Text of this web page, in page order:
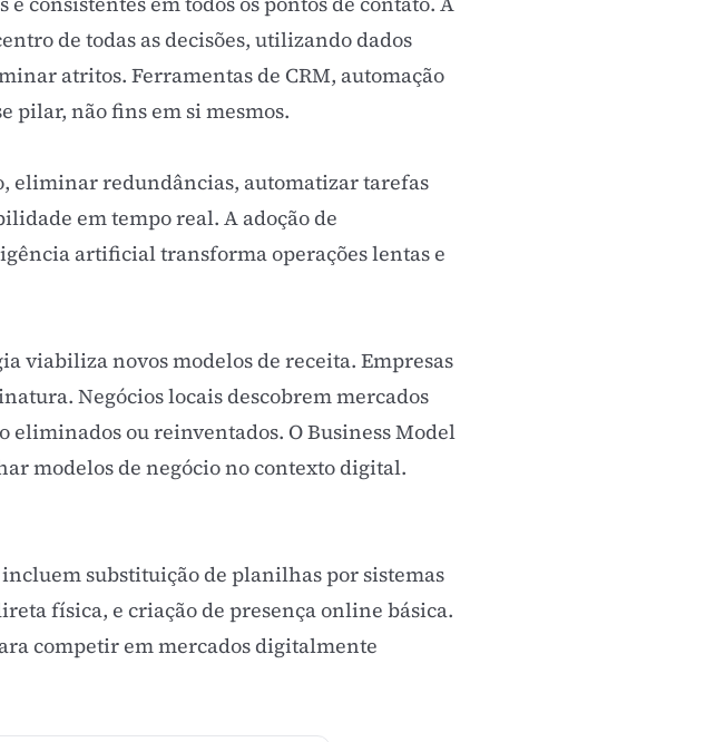
de todas as decisões, utilizando dados
atritos. Ferramentas de CRM, automação
pilar, não fins em si mesmos.
eliminar redundâncias, automatizar tarefas
em tempo real. A adoção de
artificial transforma operações lentas e
viabiliza novos modelos de receita. Empresas
Negócios locais descobrem mercados
eliminados ou reinventados. OBusiness Model
modelos de negócio no contexto digital.
substituição de planilhas por sistemas
física, e criação de presença online básica.
competir em mercados digitalmente